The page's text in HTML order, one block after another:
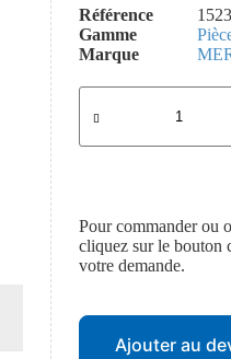
Référence
Gamme
Marque
Pour commander ou
cliquez sur le bouton
votre demande.
Ajouter au